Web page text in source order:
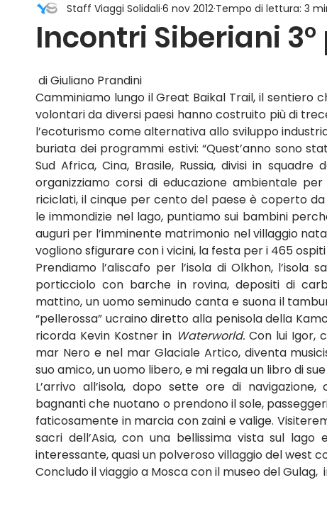
Dicono di noi Carnet Good News I Viaggi
Incontri Siberiani
Staff Viaggi Solidali 6 nov 2012 Tempo di lettura: 3
di Giuliano Prandini
Camminiamo lungo il Great Baikal Trail, il sentiero
volontari da diversi paesi hanno costruito più di
l’ecoturismo come alternativa allo sviluppo
buriata dei programmi estivi: “Quest’anno sono
Sud Africa, Cina, Brasile, Russia, divisi in
organizziamo corsi di educazione ambientale
riciclati, il cinque per cento del paese è coperto
le immondizie nel lago, puntiamo sui bambini
auguri per l’imminente matrimonio nel villaggio
vogliono sfigurare con i vicini, la festa per i 465
Prendiamo l’aliscafo per l’isola di Olkhon, l’isola
porticciolo con barche in rovina, depositi di
mattino, un uomo seminudo canta e suona il
“pellerossa” ucraino diretto alla penisola della
ricorda Kevin Kostner in Waterworld. Con lui Igor,
mar Nero e nel mar Glaciale Artico, diventa
suo amico, un uomo libero, e mi regala un libro di
L’arrivo all’isola, dopo sette ore di
bagnanti che nuotano o prendono il sole,
faticosamente in marcia con zaini e valige.
sacri dell’Asia, con una bellissima vista sul lago
interessante, quasi un polveroso villaggio del west
Concludo il viaggio a Mosca con il museo del Gulag,